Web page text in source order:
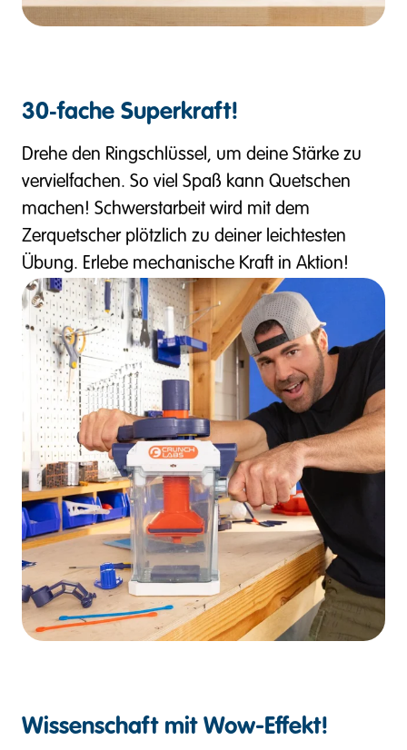
30‑fache Superkraft!
Drehe den Ringschlüssel, um deine Stärke zu
vervielfachen. So viel Spaß kann Quetschen
machen! Schwerstarbeit wird mit dem
Zerquetscher plötzlich zu deiner leichtesten
Übung. Erlebe mechanische Kraft in Aktion!
Wissenschaft mit Wow-Effekt!